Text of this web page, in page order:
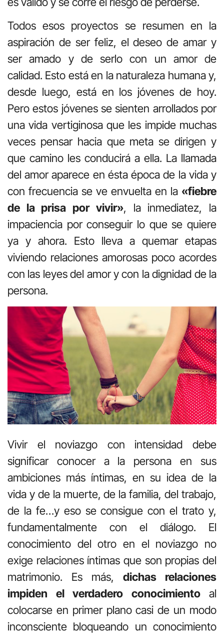
Todos esos proyectos se resumen en la
aspiración de ser feliz, el deseo de amar y
ser amado y de serlo con un amor de
calidad. Esto está en la naturaleza humana y,
desde luego, está en los jóvenes de hoy.
Pero estos jóvenes se sienten arrollados por
una vida vertiginosa que les impide muchas
veces pensar hacia que meta se dirigen y
que camino les conducirá a ella. La llamada
del amor aparece en ésta época de la vida y
con frecuencia se ve envuelta en la «fiebre
de la prisa por vivir», la inmediatez, la
impaciencia por conseguir lo que se quiere
ya y ahora. Esto lleva a quemar etapas
viviendo relaciones amorosas poco acordes
con las leyes del amor y con la dignidad de la
persona.
Vivir el noviazgo con intensidad debe
significar conocer a la persona en sus
ambiciones más íntimas, en su idea de la
vida y de la muerte, de la familia, del trabajo,
de la fe…y eso se consigue con el trato y,
fundamentalmente con el diálogo. El
conocimiento del otro en el noviazgo no
exige relaciones íntimas que son propias del
matrimonio. Es más, dichas relaciones
impiden el verdadero conocimientoal
colocarse en primer plano casi de un modo
inconsciente bloqueando un conocimiento